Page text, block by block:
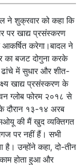
ने शुक्रवार को कहा कि
पर खाद्य प्रसंस्करण
करेगा।बादल ने
का बजट दोगुना करके
में सुधार और शीत-
खाद्य प्रसंस्करण के
ग्लोब फोरम २०१८ से
दौरान १३-१४ अरब
की मैं खुद व्यक्तिगत
पर नहीं हैं। सभी
है। उन्होंने कहा, दो-तीन
होता हुआ और